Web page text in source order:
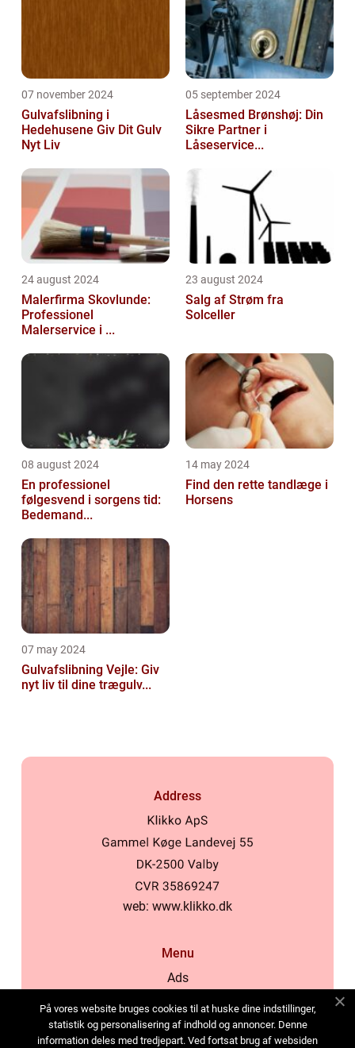
07 november 2024
Gulvafslibning i
Hedehusene Giv Dit Gulv
Nyt Liv
05 september 2024
Låsesmed Brønshøj: Din
Sikre Partner i
Låseservice...
24 august 2024
Malerfirma Skovlunde:
Professionel
Malerservice i ...
23 august 2024
Salg af Strøm fra
Solceller
08 august 2024
En professionel
følgesvend i sorgens tid:
Bedemand...
14 may 2024
Find den rette tandlæge i
Horsens
07 may 2024
Gulvafslibning Vejle: Giv
nyt liv til dine trægulv...
Address
web: www.klikko.dk
Menu
Ads
Cookies
Contact
På vores website bruges cookies til at huske dine indstillinger,
statistik og personalisering af indhold og annoncer. Denne
information deles med tredjepart. Ved fortsat brug af websiden